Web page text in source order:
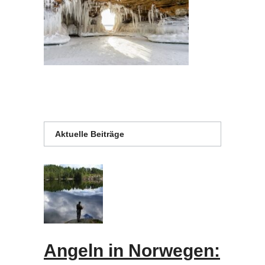
Aktuelle Beiträge
Angeln in Norwegen: